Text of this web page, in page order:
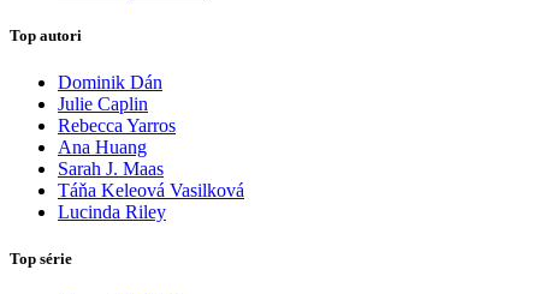
Top autori
Dominik Dán
Julie Caplin
Rebecca Yarros
Ana Huang
Sarah J. Maas
Táňa Keleová Vasilková
Lucinda Riley
Top série